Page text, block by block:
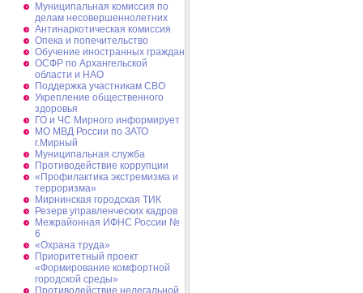
Муниципальная комиссия по
делам несовершеннолетних
Антинаркотическая комиссия
Опека и попечительство
Обучение иностранных граждан
ОСФР по Архангельской
области и НАО
Поддержка участникам СВО
Укрепление общественного
здоровья
ГО и ЧС Мирного информирует
МО МВД России по ЗАТО
г.Мирный
Муниципальная cлужба
Противодействие коррупции
«Профилактика экстремизма и
терроризма»
Мирнинская городская ТИК
Резерв управленческих кадров
Межрайонная ИФНС России №
6
«Охрана труда»
Приоритетный проект
«Формирование комфортной
городской среды»
Противодействие нелегальной